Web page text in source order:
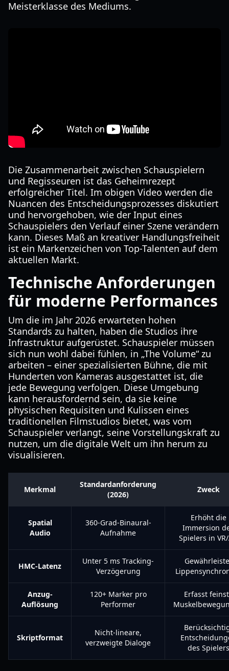
Meisterklasse des Mediums.
Die Zusammenarbeit zwischen Schauspielern
und Regisseuren ist das Geheimrezept
erfolgreicher Titel. Im obigen Video werden die
Nuancen des Entscheidungsprozesses diskutiert
und hervorgehoben, wie der Input eines
Schauspielers den Verlauf einer Szene verändern
kann. Dieses Maß an kreativer Handlungsfreiheit
ist ein Markenzeichen von Top-Talenten auf dem
aktuellen Markt.
Technische Anforderungen
für moderne Performances
Um die im Jahr 2026 erwarteten hohen
Standards zu halten, haben die Studios ihre
Infrastruktur aufgerüstet. Schauspieler müssen
sich nun wohl dabei fühlen, in „The Volume“ zu
arbeiten – einer spezialisierten Bühne, die mit
Hunderten von Kameras ausgestattet ist, die
jede Bewegung verfolgen. Diese Umgebung
kann herausfordernd sein, da sie keine
physischen Requisiten und Kulissen eines
traditionellen Filmstudios bietet, was vom
Schauspieler verlangt, seine Vorstellungskraft zu
nutzen, um die digitale Welt um ihn herum zu
visualisieren.
Merkmal
Standardanforderung
(2026)
Zweck
Spatial
Audio
360-Grad-Binaural-
Aufnahme
Erhöht die
Immersion
Spielers in
HMC-Latenz
Unter 5 ms Tracking-
Verzögerung
Anzug-
Auflösung
120+ Marker pro
Performer
Erfasst
Skriptformat
Nicht-lineare,
verzweigte Dialoge
des Spielers